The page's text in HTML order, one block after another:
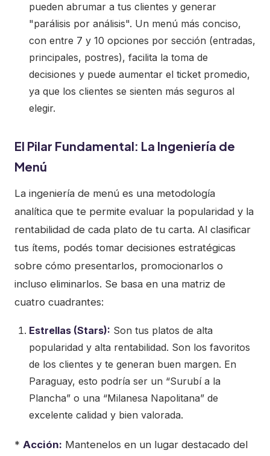
pueden abrumar a tus clientes y generar
"parálisis por análisis". Un menú más conciso,
con entre 7 y 10 opciones por sección (entradas,
principales, postres), facilita la toma de
decisiones y puede aumentar el ticket promedio,
ya que los clientes se sienten más seguros al
elegir.
El Pilar Fundamental: La Ingeniería de
Menú
La ingeniería de menú es una metodología
analítica que te permite evaluar la popularidad y la
rentabilidad de cada plato de tu carta. Al clasificar
tus ítems, podés tomar decisiones estratégicas
sobre cómo presentarlos, promocionarlos o
incluso eliminarlos. Se basa en una matriz de
cuatro cuadrantes:
Estrellas (Stars): Son tus platos de alta
popularidad y alta rentabilidad. Son los favoritos
de los clientes y te generan buen margen. En
Paraguay, esto podría ser un “Surubí a la
Plancha” o una “Milanesa Napolitana” de
excelente calidad y bien valorada.
* Acción: Mantenelos en un lugar destacado del